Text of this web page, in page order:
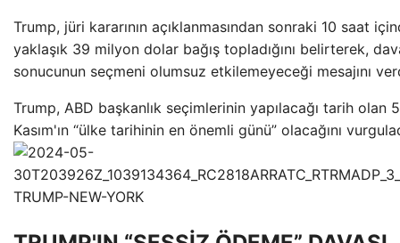
Trump, jüri kararının açıklanmasından sonraki 10 saat
yaklaşık 39 milyon dolar bağış topladığını belirterek,
sonucunun seçmeni olumsuz etkilemeyeceği mesajını
Trump, ABD başkanlık seçimlerinin yapılacağı tarih olan 5
Kasım'ın “ülke tarihinin en önemli günü” olacağını